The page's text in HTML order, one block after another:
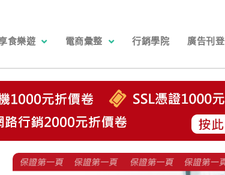
食樂遊 電商彙整 行銷學院 廣告刊登